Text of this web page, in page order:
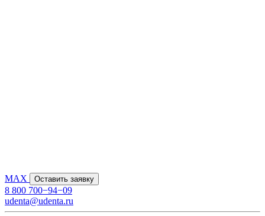
MAX Оставить заявку
8 800 700−94−09
udenta@udenta.ru